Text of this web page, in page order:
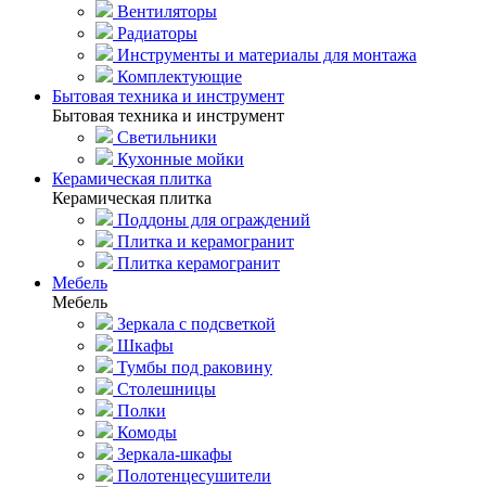
Вентиляторы
Радиаторы
Инструменты и материалы для монтажа
Комплектующие
Бытовая техника и инструмент
Бытовая техника и инструмент
Светильники
Кухонные мойки
Керамическая плитка
Керамическая плитка
Поддоны для ограждений
Плитка и керамогранит
Плитка керамогранит
Мебель
Мебель
Зеркала с подсветкой
Шкафы
Тумбы под раковину
Столешницы
Полки
Комоды
Зеркала-шкафы
Полотенцесушители